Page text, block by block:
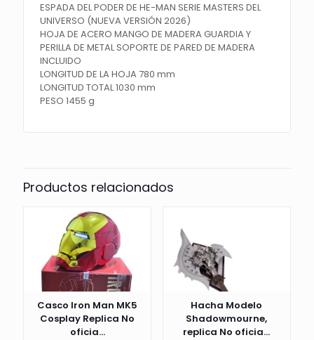
ESPADA DEL PODER DE HE-MAN SERIEMASTERS DEL
UNIVERSO (NUEVA VERSIÓN 2026)
HOJA DE ACERO MANGO DE MADERAGUARDIAY
PERILLA DE METAL SOPORTE DE PARED DE MADERA
INCLUIDO
LONGITUD DE LA HOJA 780 mm
LONGITUD TOTAL 1030 mm
PESO 1455 g
Productos relacionados
Casco Iron Man MK5
Cosplay Replica No
oficia...
Hacha Modelo
Shadowmourne,
replica No oficia...